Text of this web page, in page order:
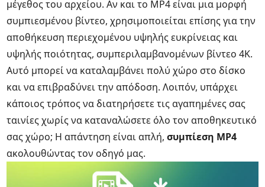
μέγεθος του αρχείου. Αν και το MP4 είναι μια μορφή
συμπιεσμένου βίντεο, χρησιμοποιείται επίσης για την
αποθήκευση περιεχομένου υψηλής ευκρίνειας και
υψηλής ποιότητας, συμπεριλαμβανομένων βίντεο 4K.
Αυτό μπορεί να καταλαμβάνει πολύ χώρο στο δίσκο
και να επιβραδύνει την απόδοση. Λοιπόν, υπάρχει
κάποιος τρόπος να διατηρήσετε τις αγαπημένες σας
ταινίες χωρίς να καταναλώσετε όλο τον αποθηκευτικό
σας χώρο; Η απάντηση είναι απλή,συμπίεση MP4
ακολουθώντας τον οδηγό μας.